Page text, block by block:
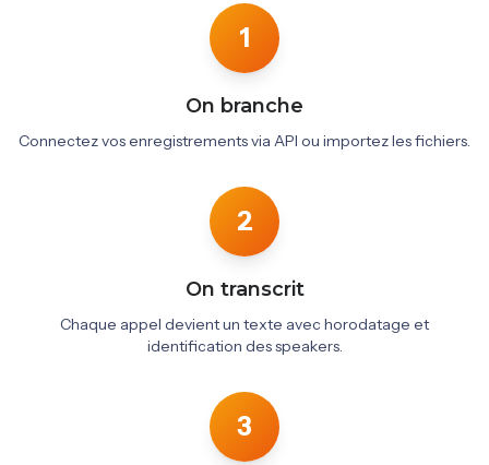
1
On branche
Connectez vos enregistrements via API ou importez les fichiers.
2
On transcrit
Chaque appel devient un texte avec horodatage et
identification des speakers.
3